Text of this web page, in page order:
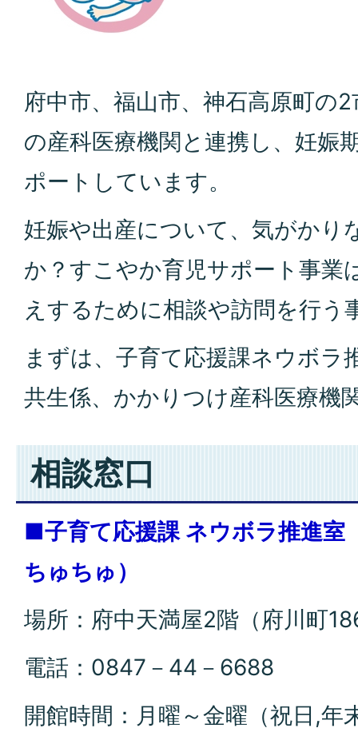
府中市、福山市、神石高原町の
の産科医療機関と連携し、妊娠
ポートしています。
妊娠や出産について、気がかり
か？すこやか育児サポート事業
えするために相談や訪問を行う
まずは、子育て応援課ネウボラ
共生係、かかりつけ産科医療機
相談窓口
■子育て応援課 ネウボラ推進室
ちゅちゅ）
場所：府中天満屋2階（府川町
電話：0847－44－6688
開館時間：月曜～金曜（祝日,年